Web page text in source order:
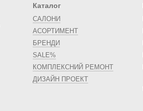
Каталог
САЛОНИ
АСОРТИМЕНТ
БРЕНДИ
SALE%
КОМПЛЕКСНИЙ РЕМОНТ
ДИЗАЙН ПРОЕКТ